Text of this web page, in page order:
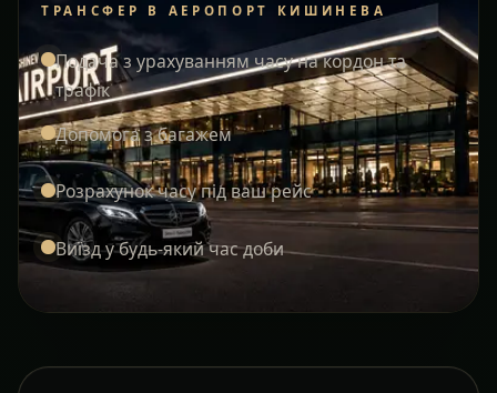
ТРАНСФЕР В АЕРОПОРТ КИШИНЕВА
Подача з урахуванням часу на кордон та
трафік
Допомога з багажем
Розрахунок часу під ваш рейс
Виїзд у будь-який час доби